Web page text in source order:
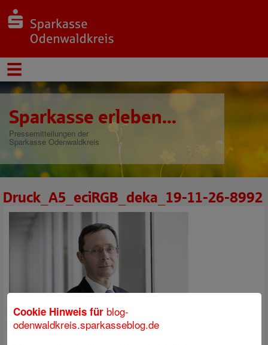
Sparkasse erleben...
Pressemitteilungen der
Sparkasse Odenwaldkreis
Druck_A5_eciRGB_deka_19-11-26-8992
Cookie Hinweis für blog-
odenwaldkreis.sparkasseblog.de